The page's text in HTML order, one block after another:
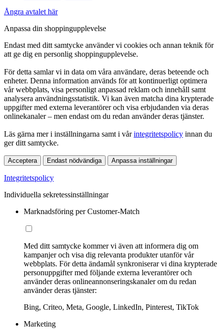
Ångra avtalet här
Anpassa din shoppingupplevelse
Endast med ditt samtycke använder vi cookies och annan teknik för
att ge dig en personlig shoppingupplevelse.
För detta samlar vi in data om våra användare, deras beteende och
enheter. Denna information används för att kontinuerligt optimera
vår webbplats, visa personligt anpassad reklam och innehåll samt
analysera användningsstatistik. Vi kan även matcha dina krypterade
uppgifter med externa leverantörer och visa erbjudanden via deras
onlinekanaler – men endast om du redan använder deras tjänster.
Läs gärna mer i inställningarna samt i vårintegritetspolicy innan du
ger ditt samtycke.
Acceptera Endast nödvändiga Anpassa inställningar
Integritetspolicy
Individuella sekretessinställningar
Marknadsföring per Customer-Match
Med ditt samtycke kommer vi även att informera dig om
kampanjer och visa dig relevanta produkter utanför vår
webbplats. För detta ändamål synkroniserar vi dina krypterade
personuppgifter med följande externa leverantörer och
använder deras onlineannonseringskanaler om du redan
använder deras tjänster:
Bing, Criteo, Meta, Google, LinkedIn, Pinterest, TikTok
Marketing